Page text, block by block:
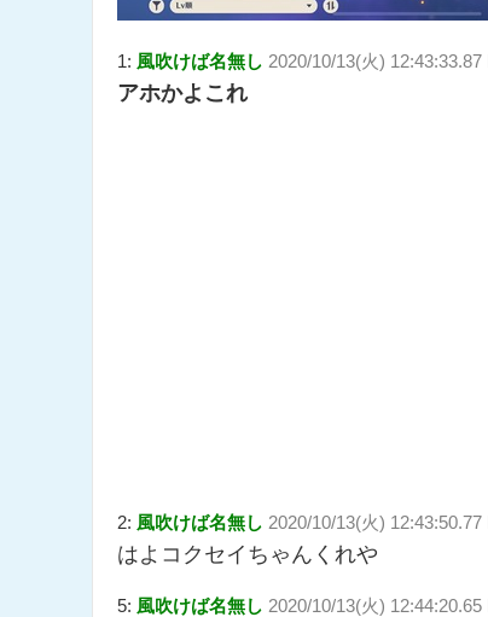
1: 風吹けば名無し 2020/10/13(火)
アホかよこれ
2: 風吹けば名無し 2020/10/13(火)
はよコクセイちゃんくれや
5: 風吹けば名無し 2020/10/13(火)